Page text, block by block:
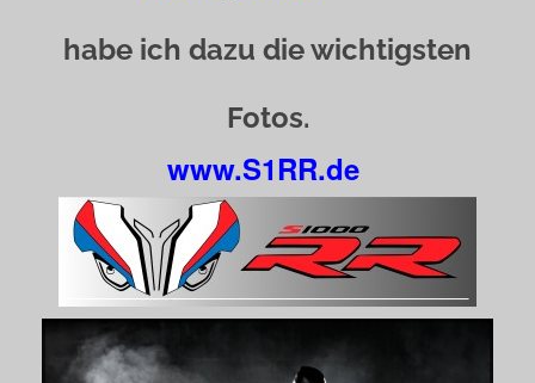
habe ich dazu die wichtigsten
Fotos.
www.S1RR.de